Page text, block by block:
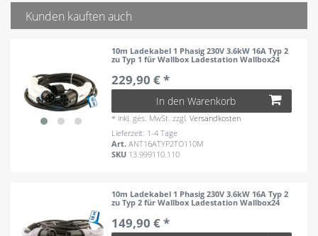
Kunden kauften auch
10m Ladekabel 1 Phasig 230V 3.6kW 16A Typ 2
zu Typ 1 für Wallbox Ladestation Wallbox24
229,90 € *
In den Warenkorb
* inkl. ges. MwSt. zzgl.Versandkosten
Lieferzeit: 1-4 Tage
Art.ANT16ATYP2TO110M
SKU 13.999110.110
10m Ladekabel 1 Phasig 230V 3.6kW 16A Typ 2
zu Typ 2 für Wallbox Ladestation Wallbox24
149,90 € *